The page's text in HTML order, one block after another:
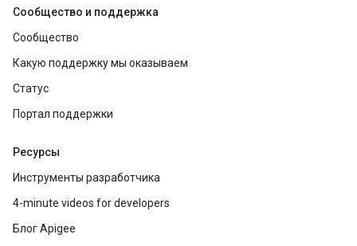
Сообщество и поддержка
Сообщество
Какую поддержку мы оказываем
Статус
Портал поддержки
Ресурсы
Инструменты разработчика
4-minute videos for developers
Блог Apigee